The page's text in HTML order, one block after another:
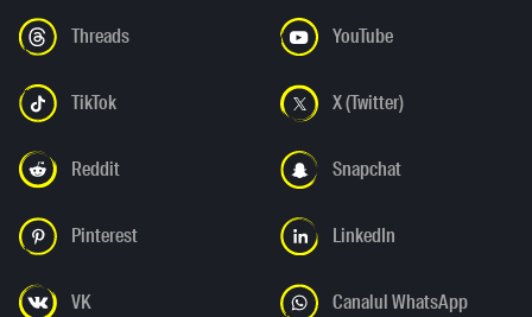
Threads YouTube
TikTok X (Twitter)
Reddit Snapchat
Pinterest LinkedIn
VK Canalul WhatsApp